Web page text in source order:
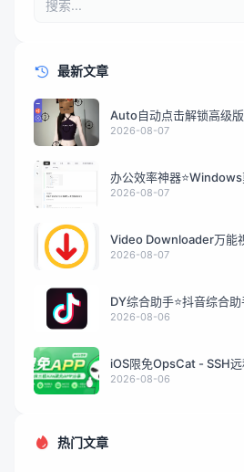
最新文章
Auto自动点击解锁高级
解放双手
2026-08-07
办公效率神器
2026-08-07
Video Downloader万能
2026-08-07
DY综合助手⭐抖音综合
2026-08-06
iOS限免OpsCat - SSH
2026-08-06
热门文章